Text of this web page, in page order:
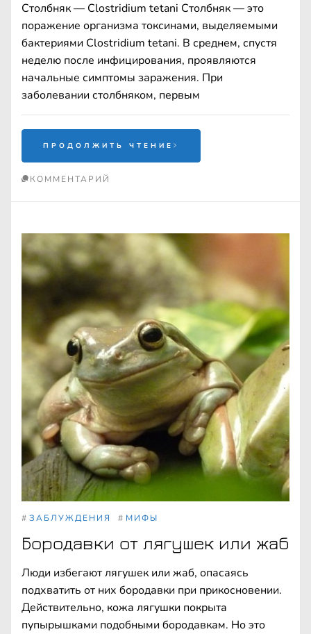
Столбняк — Clostridium tetani Столбняк — это
поражение организма токсинами, выделяемыми
бактериями Clostridium tetani. В среднем, спустя
неделю после инфицирования, проявляются
начальные симптомы заражения. При
заболевании столбняком, первым
ПРОДОЛЖИТЬ ЧТЕНИЕ
КОММЕНТАРИЙ
# ЗАБЛУЖДЕНИЯ # МИФЫ
Бородавки от лягушек или жаб
Люди избегают лягушек или жаб, опасаясь
подхватить от них бородавки при прикосновении.
Действительно, кожа лягушки покрыта
пупырышками подобными бородавкам. Но это